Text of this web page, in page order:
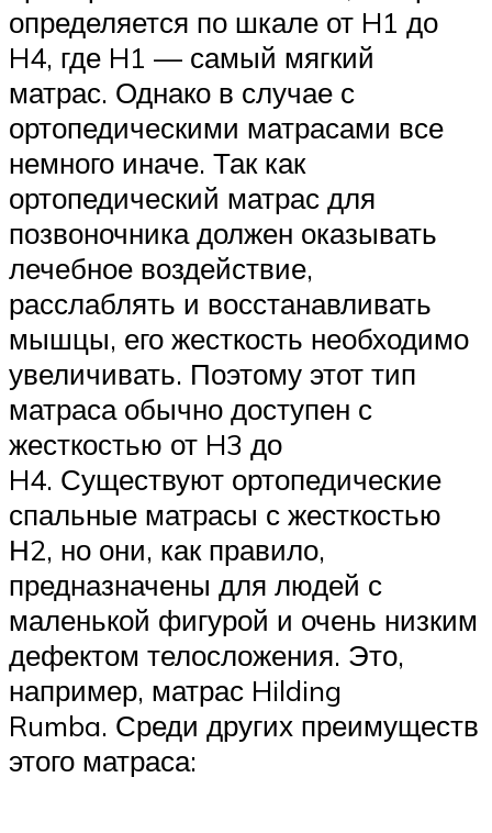
определяется по шкале от H1 до
H4, где H1 — самый мягкий
матрас. Однако в случае с
ортопедическими матрасами все
немного иначе. Так как
ортопедический матрас для
позвоночника должен оказывать
лечебное воздействие,
расслаблять и восстанавливать
мышцы, его жесткость необходимо
увеличивать. Поэтому этот тип
матраса обычно доступен с
жесткостью от H3 до
H4. Существуют ортопедические
спальные матрасы с жесткостью
Н2, но они, как правило,
предназначены для людей с
маленькой фигурой и очень низким
дефектом телосложения. Это,
например, матрас Hilding
Rumba. Среди других преимуществ
этого матраса: